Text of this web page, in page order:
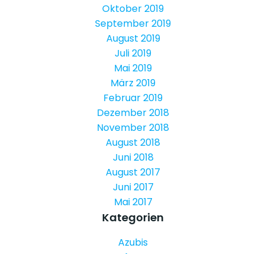
Oktober 2019
September 2019
August 2019
Juli 2019
Mai 2019
März 2019
Februar 2019
Dezember 2018
November 2018
August 2018
Juni 2018
August 2017
Juni 2017
Mai 2017
Kategorien
Azubis